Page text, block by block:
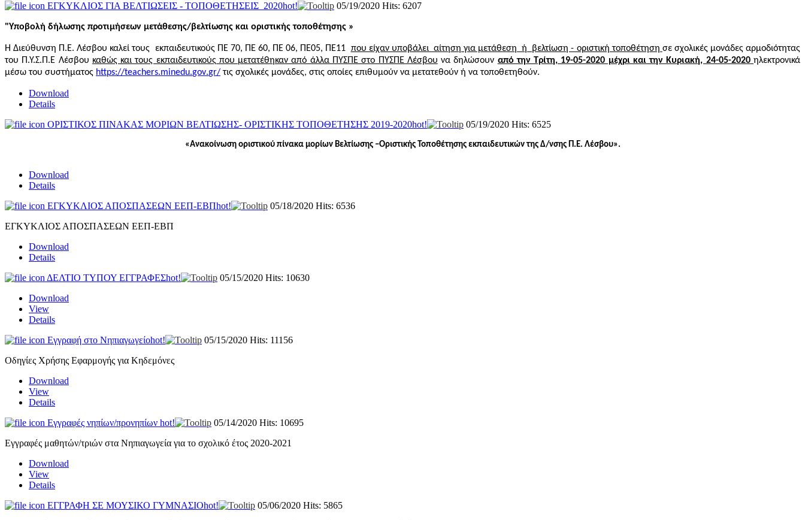
ΕΓΚΥΚΛΙΟΣ ΓΙΑ ΒΕΛΤΙΩΣΕΙΣ - ΤΟΠΟΘΕΤΗΣΕΙΣ_2020hot! 05/19/2020 Hits: 6207
"Υποβολή δήλωσης προτιμήσεων μετάθεσης/βελτίωσης και οριστικής τοποθέτησης »
Η Διεύθυνση Π.Ε. Λέσβου καλεί τους εκπαιδευτικούς ΠΕ 70, ΠΕ 60, ΠΕ 06, ΠΕ05, ΠΕ11 που είχαν υποβάλει αίτηση για μετάθεση ή βελτίωση - οριστική τοποθέτηση σε σχολικές μονάδες αρμοδιότητας
του Π.Υ.Σ.Π.Ε Λέσβου καθώς και τους εκπαιδευτικούς που μετατέθηκαν από άλλα ΠΥΣΠΕ στο ΠΥΣΠΕ Λέσβου να δηλώσουν από την Τρίτη, 19-05-2020 μέχρι και την Κυριακή, 24-05-2020 ηλεκτρονικά
μέσω του συστήματος https://teachers.minedu.gov.gr/ τις σχολικές μονάδες, στις οποίες επιθυμούν να μετατεθούν ή να τοποθετηθούν.
Download
Details
ΟΡΙΣΤΙΚΟΣ ΠΙΝΑΚΑΣ ΜΟΡΙΩΝ ΒΕΛΤΙΩΣΗΣ- ΟΡΙΣΤΙΚΗΣ ΤΟΠΟΘΕΤΗΣΗΣ 2019-2020hot! 05/19/2020 Hits: 6525
«Ανακοίνωση οριστικού πίνακα μορίων Βελτίωσης –Οριστικής Τοποθέτησης εκπαιδευτικών της Δ/νσης Π.Ε. Λέσβου».
Download
Details
ΕΓΚΥΚΛΙΟΣ ΑΠΟΣΠΑΣΕΩΝ ΕΕΠ-ΕΒΠhot! 05/18/2020 Hits: 6536
ΕΓΚΥΚΛΙΟΣ ΑΠΟΣΠΑΣΕΩΝ ΕΕΠ-ΕΒΠ
Download
Details
ΔΕΛΤΙΟ ΤΥΠΟΥ ΕΓΓΡΑΦΕΣhot! 05/15/2020 Hits: 10630
Download
View
Details
Εγγραφή στο Νηπιαγωγείοhot! 05/15/2020 Hits: 11156
Οδηγίες Χρήσης Εφαρμογής για Κηδεμόνες
Download
View
Details
Εγγραφές νηπίων/προνηπίων hot! 05/14/2020 Hits: 10695
Εγγραφές μαθητών/τριών στα Νηπιαγωγεία για το σχολικό έτος 2020-2021
Download
View
Details
ΕΓΓΡΑΦΗ ΣΕ ΜΟΥΣΙΚΟ ΓΥΜΝΑΣΙΟhot! 05/06/2020 Hits: 5865